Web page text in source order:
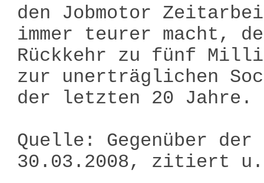
den Jobmotor
immer teurer macht,
Rückkehr zu fünf
zur unerträglichen
der letzten 20 Jahre.
Quelle: Gegenüber der
30.03.2008, zitiert